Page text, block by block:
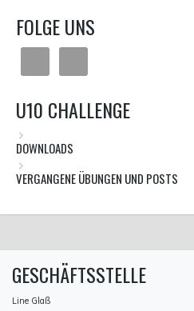
FOLGE UNS
U10 CHALLENGE
DOWNLOADS
VERGANGENE ÜBUNGEN UND POSTS
GESCHÄFTSSTELLE
Line Glaß